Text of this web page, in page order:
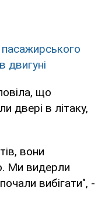
двигуні
що
двері в літаку,
вони
Ми видерли
вибігати", -